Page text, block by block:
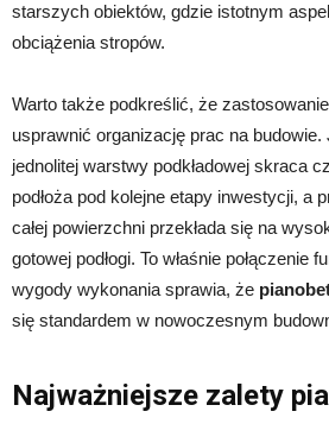
starszych obiektów, gdzie istotnym
obciążenia stropów.
Warto także podkreślić, że
usprawnić organizację prac na
jednolitej warstwy podkładowej skraca
podłoża pod kolejne etapy inwestycji, a
całej powierzchni przekłada się na
gotowej podłogi. To właśnie połączenie
wygody wykonania sprawia, że
się standardem w nowoczesnym
Najważniejsze zalety